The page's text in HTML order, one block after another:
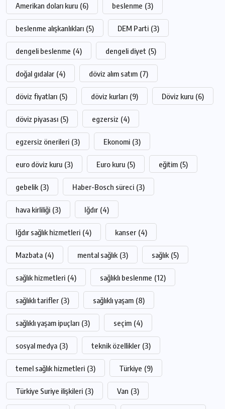
Amerikan doları kuru (6) beslenme (3)
beslenme alışkanlıkları (5) DEM Parti (3)
dengeli beslenme (4) dengeli diyet (5)
doğal gıdalar (4) döviz alım satım (7)
döviz fiyatları (5) döviz kurları (9) Döviz kuru (6)
döviz piyasası (5) egzersiz (4)
egzersiz önerileri (3) Ekonomi (3)
euro döviz kuru (3) Euro kuru (5) eğitim (5)
gebelik (3) Haber-Bosch süreci (3)
hava kirliliği (3) Iğdır (4)
Iğdır sağlık hizmetleri (4) kanser (4)
Mazbata (4) mental sağlık (3) sağlık (5)
sağlık hizmetleri (4) sağlıklı beslenme (12)
sağlıklı tarifler (3) sağlıklı yaşam (8)
sağlıklı yaşam ipuçları (3) seçim (4)
sosyal medya (3) teknik özellikler (3)
temel sağlık hizmetleri (3) Türkiye (9)
Türkiye Suriye ilişkileri (3) Van (3)